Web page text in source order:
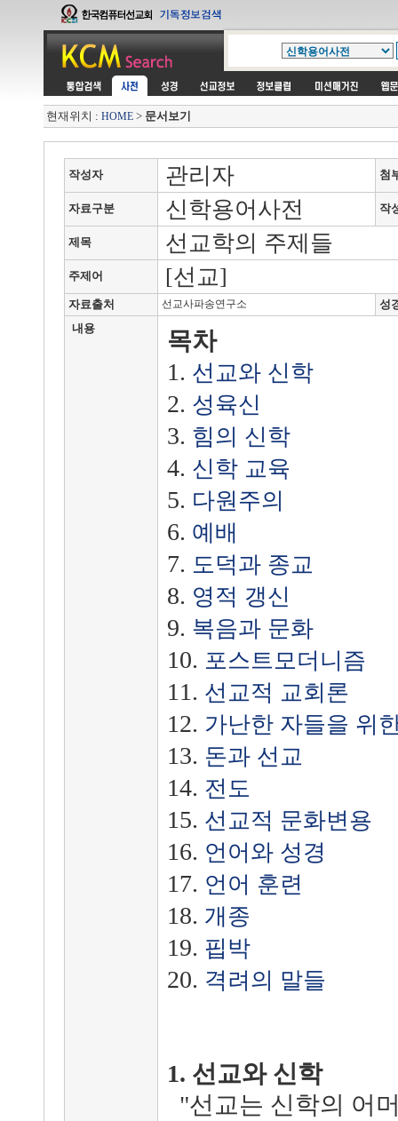
현재위치 : HOME > 문서보기
작성자 관리자 첨
자료구분 신학용어사전 작
제목 선교학의 주제들
주제어 [선교]
자료출처 선교사파송연구소
성
내용
목차
1. 선교와 신학
2. 성육신
3. 힘의 신학
4. 신학 교육
5. 다원주의
6. 예배
7. 도덕과 종교
8. 영적 갱신
9. 복음과 문화
10. 포스트모더니즘
11. 선교적 교회론
12. 가난한 자들을 위
13. 돈과 선교
14. 전도
15. 선교적 문화변용
16. 언어와 성경
17. 언어 훈련
18. 개종
19. 핍박
20. 격려의 말들
1. 선교와 신학
"선교는 신학의 어